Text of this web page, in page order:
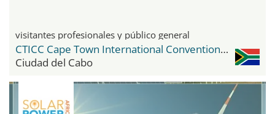
visitantes profesionales y público general
CTICC Cape Town International Convention Center
Ciudad del Cabo